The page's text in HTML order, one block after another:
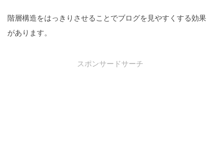
階層構造をはっきりさせることでブログを見やすくする効果
があります。
スポンサードサーチ